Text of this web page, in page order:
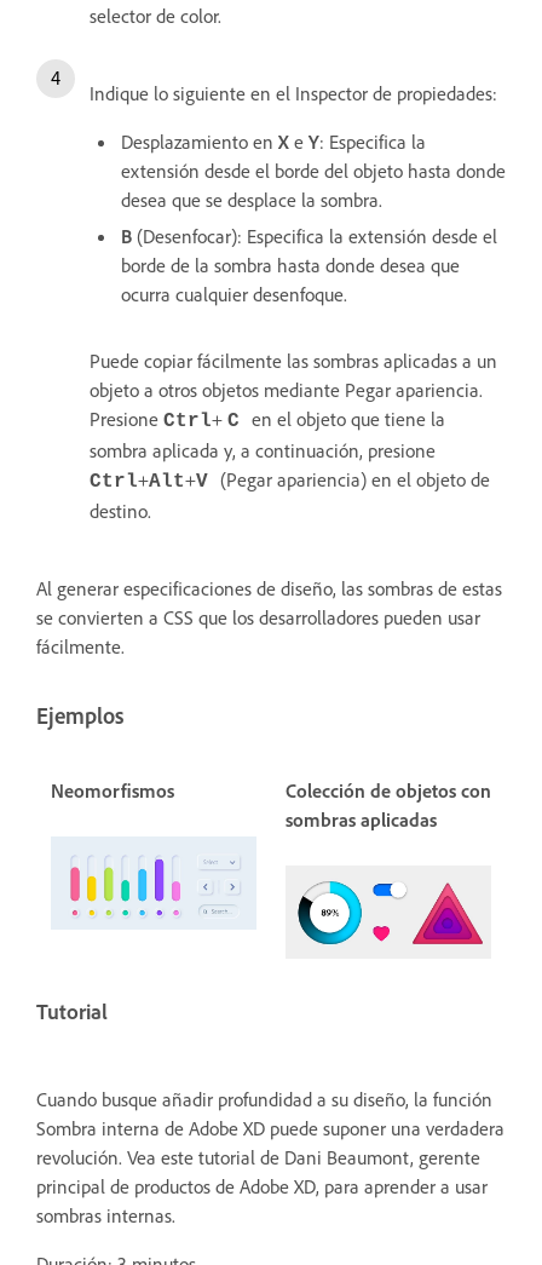
selector de color.
Indique lo siguiente en el Inspector de propiedades:
Desplazamiento en X e Y: Especifica la
extensión desde el borde del objeto hasta donde
desea que se desplace la sombra.
B (Desenfocar): Especifica la extensión desde el
borde de la sombra hasta donde desea que
ocurra cualquier desenfoque.
Puede copiar fácilmente las sombras aplicadas a un
objeto a otros objetos mediante Pegar apariencia.
Presione Ctrl+ C en el objeto que tiene la
sombra aplicada y, a continuación, presione
Ctrl+Alt+V (Pegar apariencia) en el objeto de
destino.
Al generar especificaciones de diseño, las sombras de estas
se convierten a CSS que los desarrolladores pueden usar
fácilmente.
Ejemplos
Neomorfismos
Colección de objetos con
sombras aplicadas
Tutorial
Cuando busque añadir profundidad a su diseño, la función
Sombra interna de Adobe XD puede suponer una verdadera
revolución. Vea este tutorial de Dani Beaumont, gerente
principal de productos de Adobe XD, para aprender a usar
sombras internas.